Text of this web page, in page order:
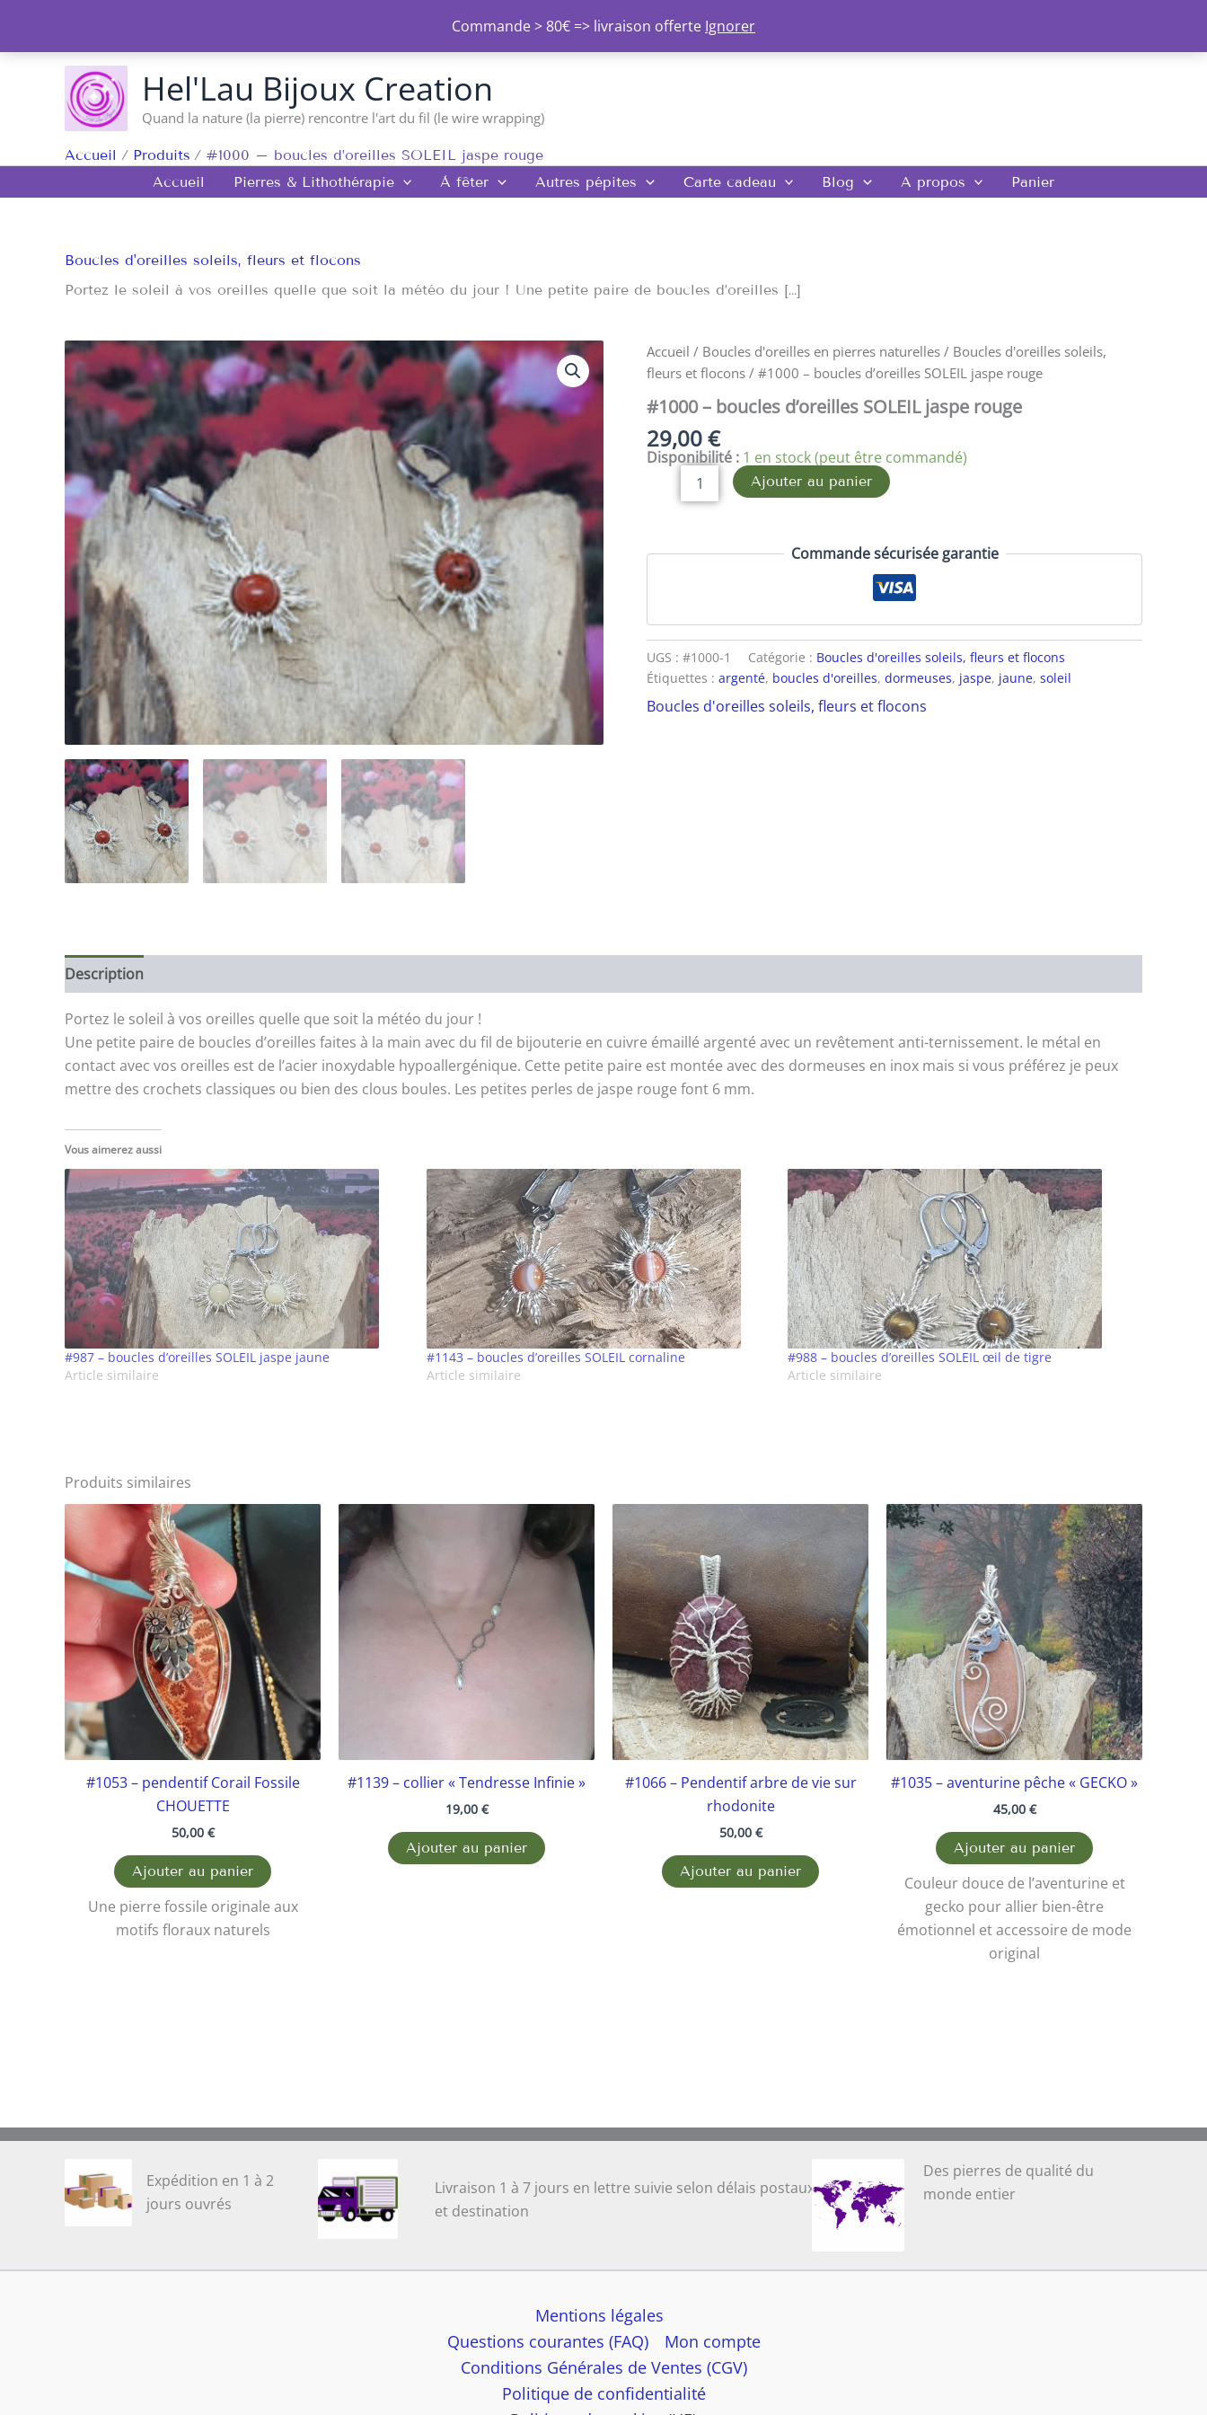
Commande > 80€ => livraison offerte Ignorer
contenu
Hel'Lau Bijoux Creation
Quand la nature (la pierre) rencontre l'art du fil (le wire wrapping)
Accueil Produits
#1000 – boucles d’oreilles SOLEIL jaspe rouge
Accueil
Pierres & Lithothérapie À fêter Autres pépites Carte cadeau Blog A propos Panier
Boucles d'oreilles soleils, fleurs et flocons
Portez le soleil à vos oreilles quelle que soit la météo du jour ! Une petite paire de boucles d’oreilles […]
Accueil / Boucles d'oreilles en pierres naturelles / Boucles d'oreilles soleils,
fleurs et flocons / #1000 – boucles d’oreilles SOLEIL jaspe rouge
#1000 – boucles d’oreilles SOLEIL jaspe rouge
29,00€
Disponibilité : 1 en stock (peut être commandé)
quantité
de
-
d'oreilles
SOLEIL
Ajouter au panier
Commande sécurisée garantie
UGS : #1000-1 Catégorie : Boucles d'oreilles soleils, fleurs et flocons
Étiquettes : argenté, boucles d'oreilles, dormeuses, jaspe, jaune, soleil
Boucles d'oreilles soleils, fleurs et flocons
Description
Portez le soleil à vos oreilles quelle que soit la météo du jour !
Une petite paire de boucles d’oreilles faites à la main avec du fil de bijouterie en cuivre émaillé argenté avec un revêtement anti-ternissement. le métal en
contact avec vos oreilles est de l’acier inoxydable hypoallergénique. Cette petite paire est montée avec des dormeuses en inox mais si vous préférez je peux
mettre des crochets classiques ou bien des clous boules. Les petites perles de jaspe rouge font 6 mm.
Vous aimerez aussi
#987 – boucles d’oreilles SOLEIL jaspe jaune
Article similaire
#1143 – boucles d’oreilles SOLEIL cornaline
Article similaire
#988 – boucles d’oreilles SOLEIL œil de tigre
Article similaire
Produits similaires
#1053 – pendentif Corail Fossile
CHOUETTE
50,00 €
Ajouter au panier
Une pierre fossile originale aux
motifs floraux naturels
#1139 – collier « Tendresse Infinie »
19,00 €
Ajouter au panier
#1066 – Pendentif arbre de vie sur
rhodonite
50,00 €
Ajouter au panier
#1035 – aventurine pêche « GECKO »
45,00 €
Ajouter au panier
Couleur douce de l’aventurine et
gecko pour allier bien-être
émotionnel et accessoire de mode
original
Expédition en 1 à 2
jours ouvrés
Livraison 1 à 7 jours en lettre suivie selon délais postaux
et destination
Des pierres de qualité du
monde entier
Mentions légales
Questions courantes (FAQ)
Mon compte
Conditions Générales de Ventes (CGV)
Politique de confidentialité